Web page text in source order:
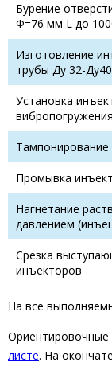
Бурение
Ф=76 мм L до
Изготовление
трубы Ду 32-Ду40
Установка
вибропогружения
Промывка
Нагнетание
давлением
Срезка
инъекторов
На все
Ориентировочные
листе. На